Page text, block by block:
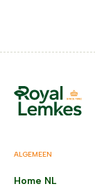
ALGEMEEN
Home NL